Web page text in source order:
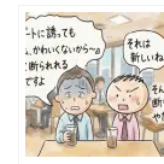
落とすことが目
ではない